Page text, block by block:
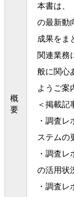
概
要
本書は、
の最新動
成果をま
関連業務
般に関心
ようご案
＜掲載記
・調査
ステムの
・調査
の活用状
・調査